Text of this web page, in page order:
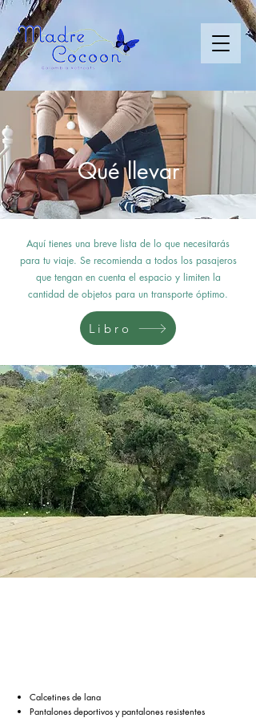
Qué llevar
Aquí tienes una breve lista de lo que necesitarás
para tu viaje. Se recomienda a todos los pasajeros
que tengan en cuenta el espacio y limiten la
cantidad de objetos para un transporte óptimo.
Libro
Calcetines de lana
Pantalones deportivos y pantalones resistentes